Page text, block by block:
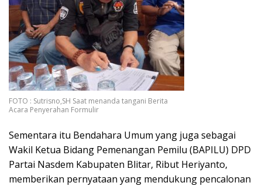
FOTO : Sutrisno,SH Saat menanda tangani Berita
Acara Penyerahan Formulir
Sementara itu Bendahara Umum yang juga sebagai
Wakil Ketua Bidang Pemenangan Pemilu (BAPILU) DPD
Partai Nasdem Kabupaten Blitar, Ribut Heriyanto,
memberikan pernyataan yang mendukung pencalonan